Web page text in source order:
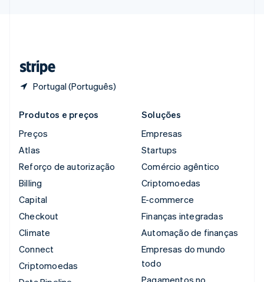
Portugal (Português)
Produtos e preços
Preços
Atlas
Reforço de autorização
Billing
Capital
Checkout
Climate
Connect
Criptomoedas
Soluções
Empresas
Startups
Comércio agêntico
Criptomoedas
E-commerce
Finanças integradas
Automação de finanças
Empresas do mundo
todo
Pagamentos no